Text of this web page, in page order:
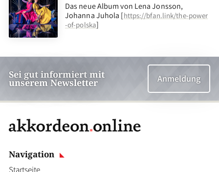
Das neue Album von Lena Jonsson,
Johanna Juhola [https://bfan.link/the-power
-of-polska]
Sei gut informiert mit
unserem Newsletter Anmeldung
Navigation
Startseite